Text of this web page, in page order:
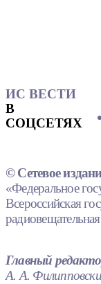
ИС ВЕСТИ
В
СОЦСЕТЯХ
© Сетевое
«Федеральное
Всероссийская
Главный
А. А.